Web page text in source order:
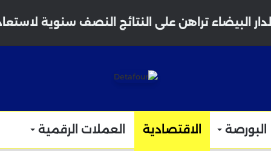
البيضاء تراهن على النتائج النصف سنوية
البورصة الاقتصادية العملات الرقمية